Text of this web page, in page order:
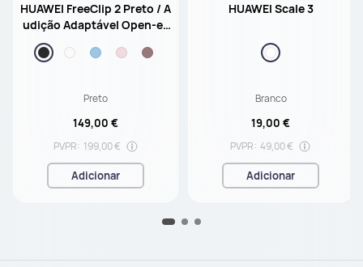
HUAWEI FreeClip 2 Preto / A
udição Adaptável Open-ea
r / 9 horas de Reprodução /
Resistência à Água IP57
Preto
149,00 €
PVPR: 199,00 €
Adicionar
HUAWEI Scale 3
Branco
19,00 €
PVPR: 49,00 €
Adicionar